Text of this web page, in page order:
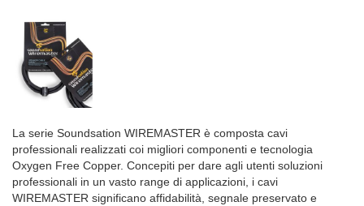
La serie Soundsation WIREMASTER è composta cavi
professionali realizzati coi migliori componenti e tecnologia
Oxygen Free Copper. Concepiti per dare agli utenti soluzioni
professionali in un vasto range di applicazioni, i cavi
WIREMASTER significano affidabilità, segnale preservato e